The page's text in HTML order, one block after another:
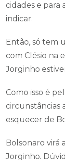
cidades e para
indicar.
Então, só tem
com Clésio na
Jorginho
Como isso é
circunstâncias
esquecer de
Bolsonaro virá
Jorginho.